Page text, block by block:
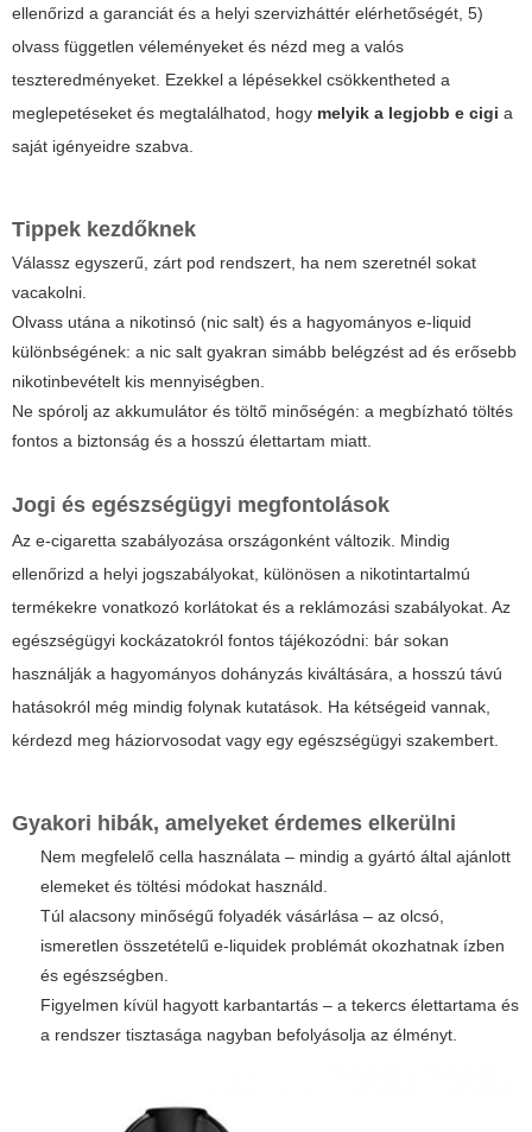
ellenőrizd a garanciát és a helyi szervizháttér elérhetőségét, 5)
olvass független véleményeket és nézd meg a valós
teszteredményeket. Ezekkel a lépésekkel csökkentheted a
meglepetéseket és megtalálhatod, hogy melyik a legjobb e cigi a
saját igényeidre szabva.
Tippek kezdőknek
Válassz egyszerű, zárt pod rendszert, ha nem szeretnél sokat
vacakolni.
Olvass utána a nikotinsó (nic salt) és a hagyományos e-liquid
különbségének: a nic salt gyakran simább belégzést ad és erősebb
nikotinbevételt kis mennyiségben.
Ne spórolj az akkumulátor és töltő minőségén: a megbízható töltés
fontos a biztonság és a hosszú élettartam miatt.
Jogi és egészségügyi megfontolások
Az e-cigaretta szabályozása országonként változik. Mindig
ellenőrizd a helyi jogszabályokat, különösen a nikotintartalmú
termékekre vonatkozó korlátokat és a reklámozási szabályokat. Az
egészségügyi kockázatokról fontos tájékozódni: bár sokan
használják a hagyományos dohányzás kiváltására, a hosszú távú
hatásokról még mindig folynak kutatások. Ha kétségeid vannak,
kérdezd meg háziorvosodat vagy egy egészségügyi szakembert.
Gyakori hibák, amelyeket érdemes elkerülni
Nem megfelelő cella használata – mindig a gyártó által ajánlott
elemeket és töltési módokat használd.
Túl alacsony minőségű folyadék vásárlása – az olcsó,
ismeretlen összetételű e-liquidek problémát okozhatnak ízben
és egészségben.
Figyelmen kívül hagyott karbantartás – a tekercs élettartama és
a rendszer tisztasága nagyban befolyásolja az élményt.